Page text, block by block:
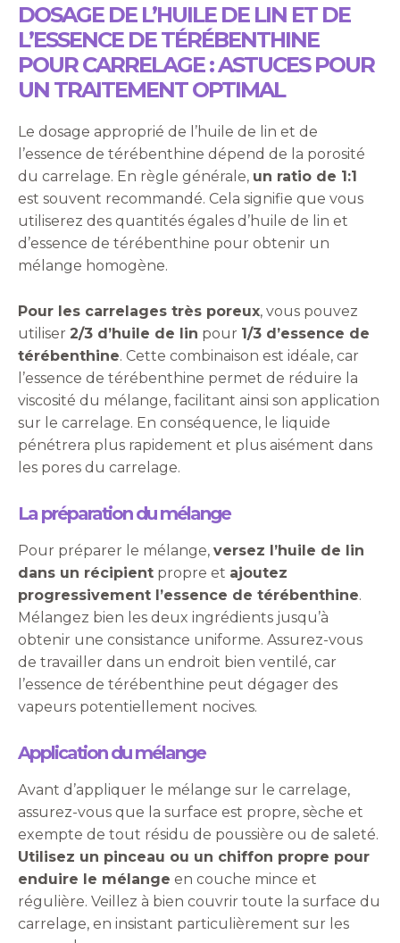
DOSAGE DE L’HUILE DE LIN ET DE
L’ESSENCE DE TÉRÉBENTHINE
POUR CARRELAGE : ASTUCES POUR
UN TRAITEMENT OPTIMAL
Le dosage approprié de l’huile de lin et de
l’essence de térébenthine dépend de la porosité
du carrelage. En règle générale, un ratio de 1:1
est souvent recommandé. Cela signifie que vous
utiliserez des quantités égales d’huile de lin et
d’essence de térébenthine pour obtenir un
mélange homogène.
Pour les carrelages très poreux, vous pouvez
utiliser 2/3 d’huile de lin pour 1/3 d’essence de
térébenthine. Cette combinaison est idéale, car
l’essence de térébenthine permet de réduire la
viscosité du mélange, facilitant ainsi son application
sur le carrelage. En conséquence, le liquide
pénétrera plus rapidement et plus aisément dans
les pores du carrelage.
La préparation du mélange
Pour préparer le mélange, versez l’huile de lin
dans un récipient propre et ajoutez
progressivement l’essence de térébenthine.
Mélangez bien les deux ingrédients jusqu’à
obtenir une consistance uniforme. Assurez-vous
de travailler dans un endroit bien ventilé, car
l’essence de térébenthine peut dégager des
vapeurs potentiellement nocives.
Application du mélange
Avant d’appliquer le mélange sur le carrelage,
assurez-vous que la surface est propre, sèche et
exempte de tout résidu de poussière ou de saleté.
Utilisez un pinceau ou un chiffon propre pour
enduire le mélange en couche mince et
régulière. Veillez à bien couvrir toute la surface du
carrelage, en insistant particulièrement sur les